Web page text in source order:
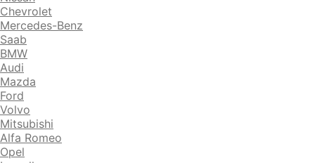
Chevrolet
Mercedes-Benz
Saab
BMW
Audi
Mazda
Ford
Volvo
Mitsubishi
Alfa Romeo
Opel